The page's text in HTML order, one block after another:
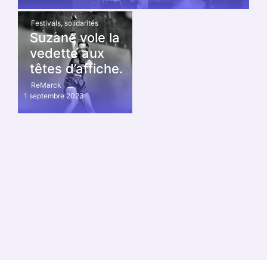
Festivals, solidarités
Suzane vole la
vedette aux
têtes d’affiche.
ReMarck
1 septembre 2023